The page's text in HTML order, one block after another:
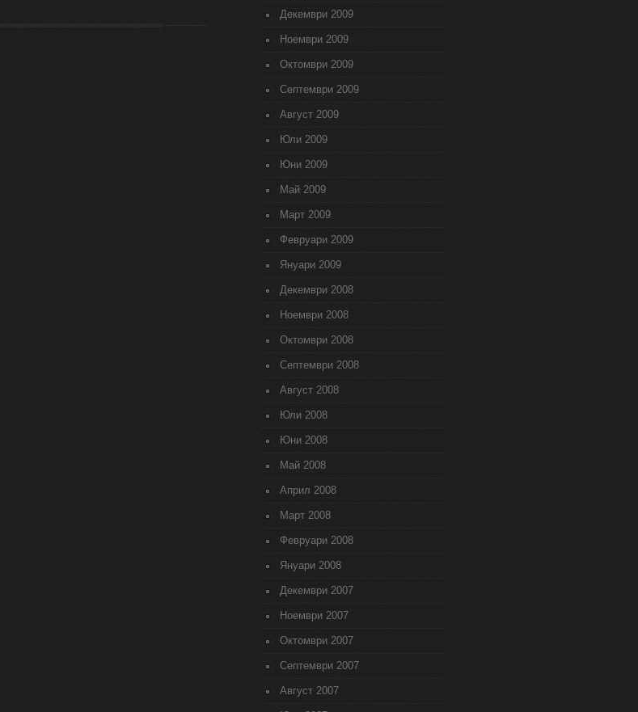
Декември 2009
Ноември 2009
Октомври 2009
Септември 2009
Август 2009
Юли 2009
Юни 2009
Май 2009
Март 2009
Февруари 2009
Януари 2009
Декември 2008
Ноември 2008
Октомври 2008
Септември 2008
Август 2008
Юли 2008
Юни 2008
Май 2008
Април 2008
Март 2008
Февруари 2008
Януари 2008
Декември 2007
Ноември 2007
Октомври 2007
Септември 2007
Август 2007